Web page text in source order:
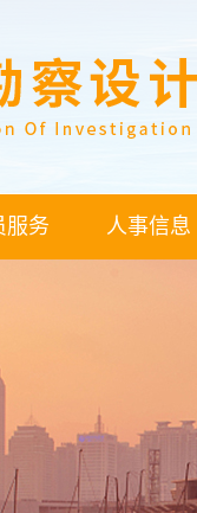
服务 人事信息